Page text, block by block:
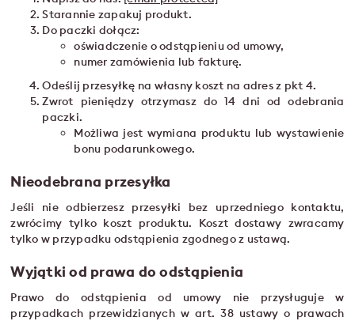
Starannie zapakuj produkt.
Do paczki dołącz:
oświadczenie o odstąpieniu od umowy,
numer zamówienia lub fakturę.
Odeślij przesyłkę na własny koszt na adres z pkt 4.
Zwrot pieniędzy otrzymasz do 14 dni od odebrania
paczki.
Możliwa jest wymiana produktu lub wystawienie
bonu podarunkowego.
Nieodebrana przesyłka
Jeśli nie odbierzesz przesyłki bez uprzedniego kontaktu,
zwrócimy tylko koszt produktu. Koszt dostawy zwracamy
tylko w przypadku odstąpienia zgodnego z ustawą.
Wyjątki od prawa do odstąpienia
Prawo do odstąpienia od umowy nie przysługuje w
przypadkach przewidzianych w art. 38 ustawy o prawach